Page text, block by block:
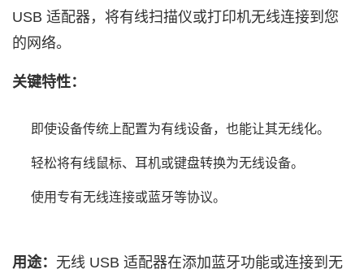
USB 适配器，将有线扫描仪或打印机无线连接到您
的网络。
关键特性：
即使设备传统上配置为有线设备，也能让其无线化。
轻松将有线鼠标、耳机或键盘转换为无线设备。
使用专有无线连接或蓝牙等协议。
用途： 无线 USB 适配器在添加蓝牙功能或连接到无